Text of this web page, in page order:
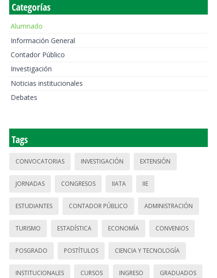
Categorías
Alumnado
Información General
Contador Público
Investigación
Noticias institucionales
Debates
Tags
CONVOCATORIAS INVESTIGACIÓN EXTENSIÓN
JORNADAS CONGRESOS IIATA IIE
ESTUDIANTES CONTADOR PÚBLICO ADMINISTRACIÓN
TURISMO ESTADÍSTICA ECONOMÍA CONVENIOS
POSGRADO POSTÍTULOS CIENCIA Y TECNOLOGÍA
INSTITUCIONALES CURSOS INGRESO GRADUADOS